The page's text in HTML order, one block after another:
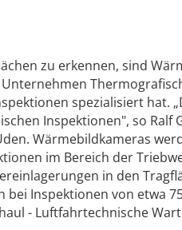
zu erkennen, sind
spezialisiert hat.
Inspektionen", so Ralf
Wärmebildkameras
im Bereich der
in den
bei Inspektionen von etwa
- Luftfahrtechnische